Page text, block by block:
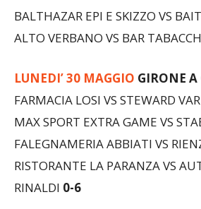
ALTO VERBANO VS BAR
FARMACIA LOSI VS STEWARD
MAX SPORT EXTRA GAME VS
FALEGNAMERIA ABBIATI VS
RISTORANTE LA PARANZA VS
RINALDI0-6